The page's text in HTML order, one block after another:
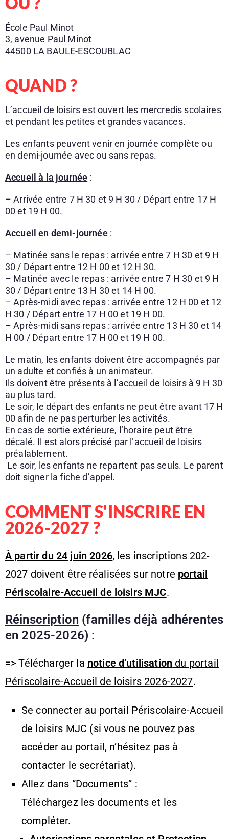
École Paul Minot
3, avenue Paul Minot
44500 LA BAULE-ESCOUBLAC
QUAND ?
L’accueil de loisirs est ouvert les mercredis scolaires
et pendant les petites et grandes vacances.
Les enfants peuvent venir en journée complète ou
en demi-journée avec ou sans repas.
Accueil à la journée :
– Arrivée entre 7 H 30 et 9 H 30 / Départ entre 17 H
00 et 19 H 00.
Accueil en demi-journée:
– Matinée sans le repas : arrivée entre 7 H 30 et 9 H
30 / Départ entre 12 H 00 et 12 H 30.
– Matinée avec le repas : arrivée entre 7 H 30 et 9 H
30 / Départ entre 13 H 30 et 14 H 00.
– Après-midi avec repas : arrivée entre 12 H 00 et 12
H 30 / Départ entre 17 H 00 et 19 H 00.
– Après-midi sans repas : arrivée entre 13 H 30 et 14
H 00 / Départ entre 17 H 00 et 19 H 00.
Le matin, les enfants doivent être accompagnés par
un adulte et confiés à un animateur.
Ils doivent être présents à l’accueil de loisirs à 9 H 30
au plus tard.
Le soir, le départ des enfants ne peut être avant 17 H
00 afin de ne pas perturber les activités.
En cas de sortie extérieure, l’horaire peut être
décalé. Il est alors précisé par l’accueil de loisirs
préalablement.
Le soir, les enfants ne repartent pas seuls. Le parent
doit signer la fiche d’appel.
COMMENT S'INSCRIRE EN
2026-2027 ?
À partir du 24 juin 2026, les inscriptions 202-
2027 doivent être réalisées sur notre portail
Périscolaire-Accueil de loisirs MJC.
Réinscription (familles déjà adhérentes
en 2025-2026) :
=> Télécharger la notice d’utilisation du portail
Périscolaire-Accueil de loisirs 2026-2027.
Se connecter au portail Périscolaire-Accueil
de loisirs MJC (si vous ne pouvez pas
accéder au portail, n’hésitez pas à
contacter le secrétariat).
Allez dans “Documents” :
Téléchargez les documents et les
compléter.